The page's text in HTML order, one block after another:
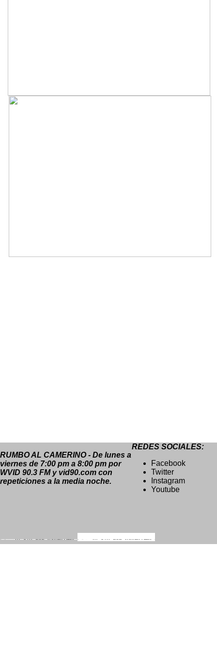
RUMBO AL CAMERINO - De lunes a
viernes de 7:00 pm a 8:00 pm por
WVID 90.3 FM y vid90.com con
repeticiones a la media noche.
REDES SOCIALES:
Facebook
Twitter
Instagram
Youtube